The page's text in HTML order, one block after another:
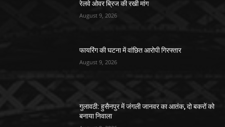
रेलवे ओवर ब्रिज की रखी मांग
August 9, 2026
फायरिंग की घटना में वांछित आरोपी गिरफ्तार
August 9, 2026
गुलावठी: हुसैनपुर में जंगली जानवर का आतंक, दो बकरों को
बनाया निवाला